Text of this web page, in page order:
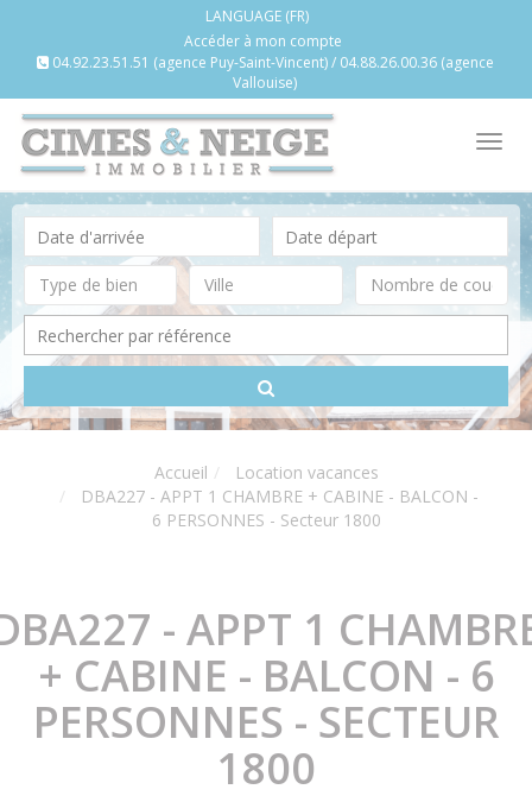
LANGUAGE (FR)
Accéder à mon compte
04.92.23.51.51 (agence Puy-Saint-Vincent) / 04.88.26.00.36 (agence
Vallouise)
Accueil
Location vacances
DBA227 - APPT 1 CHAMBRE + CABINE - BALCON -
6 PERSONNES - Secteur 1800
- APPT 1
+ CABINE - BALCON - 6
PERSONNES - SECTEUR
1800